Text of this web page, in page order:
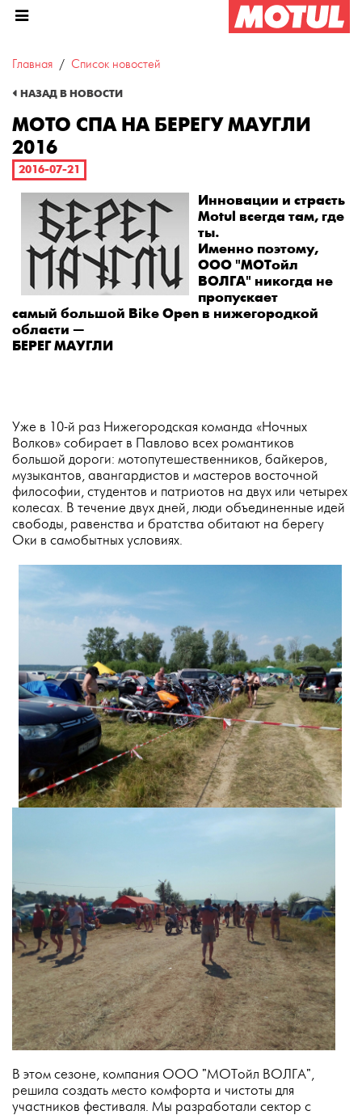
Главная Список новостей
НАЗАД В НОВОСТИ
МОТО СПА НА БЕРЕГУ МАУГЛИ
2016
2016-07-21
Инновации и страсть
Motul всегда там, где
ты.
Именно поэтому,
ООО "МОТойл
ВОЛГА" никогда не
пропускает
самый большой Bike Open в нижегородкой
области —
БЕРЕГ МАУГЛИ
Уже в 10-й раз Нижегородская команда «Ночных
Волков» собирает в Павлово всех романтиков
большой дороги: мотопутешественников, байкеров,
музыкантов, авангардистов и мастеров восточной
философии, студентов и патриотов на двух или четырех
колесах. В течение двух дней, люди объединенные идей
свободы, равенства и братства обитают на берегу
Оки в самобытных условиях.
В этом сезоне, компания ООО "MOTойл ВОЛГА",
решила создать место комфорта и чистоты для
участников фестиваля. Мы разработали сектор с